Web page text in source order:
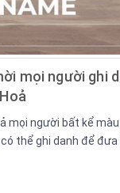
mọi người ghi
mọi người bất kể
thể ghi danh để